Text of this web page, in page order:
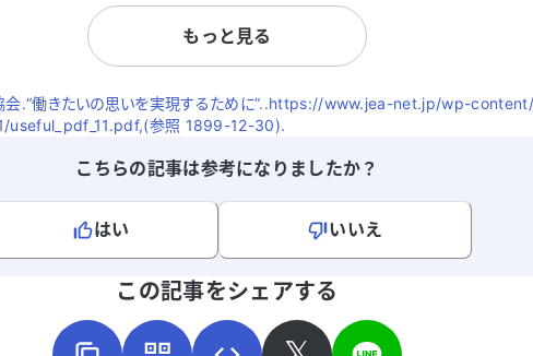
前のような重篤な症状は出て
様子を見ている状況です。 母
の問題もあり歩行が困難で
変な負担で、特に大病院での
がります。以前入院した病院
ますが、脳神経外科の専門医
らず、投薬が適切か不安で
力的に厳しいのではと心配し
ルバーカーを使えば歩行が可
あります。通院が大変な負担
らく様子を見るべきか、また
高く、リウマチ痛風センターを勧め
した。主治医の脳外科てんかん外来
は尿素サイクル異常症の可能性を考
るようですが、紹介先に迷ってい
す。 息子はクリーニング工場で働いてお
り、高熱の危険な機械があるため、
ん発作が起きると非常に危険です。
医師を教えていただけると助かり
の科を受診すべきか、アドバイス
ければ幸いです。
もっと見る
会.“働きたいの思いを実現するために”..https://www.jea-net.jp/wp-
useful_pdf_11.pdf,(参照 1899-12-30).
こちらの記事は参考になりましたか？
はい
いいえ
この記事をシェアする